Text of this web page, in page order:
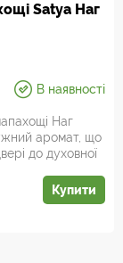
Satya Наг
В наявності
Наг
аромат, що
до духовної
Купити